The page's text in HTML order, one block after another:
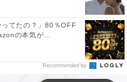
ってたの？」80％OFF
の本気が...
Recommended by